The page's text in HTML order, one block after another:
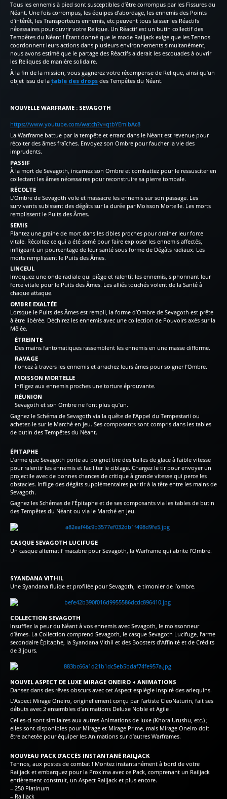
Tous les ennemis à pied sont susceptibles d’être corrompus par les Fissures du
Néant. Une fois corrompus, les équipes d’abordage, les ennemis des Points
d’intérêt, les Transporteurs ennemis, etc peuvent tous laisser les Réactifs
nécessaires pour ouvrir votre Relique. Un Réactif est un butin collectif des
Tempêtes du Néant ! Étant donné que le mode Railjack exige que les Tennos
coordonnent leurs actions dans plusieurs environnements simultanément,
nous avons estimé que le partage des Réactifs aiderait les escouades à ouvrir
les Reliques de manière solidaire.
À la fin de la mission, vous gagnerez votre récompense de Relique, ainsi qu’un
objet issu de la table des drops des Tempêtes du Néant.
NOUVELLE WARFRAME : SEVAGOTH
https://www.youtube.com/watch?v=qtbYEmIbAc8
La Warframe battue par la tempête et errant dans le Néant est revenue pour
récolter des âmes fraîches. Envoyez son Ombre pour faucher la vie des
imprudents.
PASSIF
À la mort de Sevagoth, incarnez son Ombre et combattez pour le ressusciter en
collectant les âmes nécessaires pour reconstruire sa pierre tombale.
RÉCOLTE
L’Ombre de Sevagoth vole et massacre les ennemis sur son passage. Les
survivants subissent des dégâts sur la durée par Moisson Mortelle. Les morts
remplissent le Puits des Âmes.
SEMIS
Plantez une graine de mort dans les cibles proches pour drainer leur force
vitale. Récoltez ce qui a été semé pour faire exploser les ennemis affectés,
infligeant un pourcentage de leur santé sous forme de Dégâts radiaux. Les
morts remplissent le Puits des Âmes.
LINCEUL
Invoquez une onde radiale qui piège et ralentit les ennemis, siphonnant leur
force vitale pour le Puits des Âmes. Les alliés touchés volent de la Santé à
chaque attaque.
OMBRE EXALTÉE
Lorsque le Puits des Âmes est rempli, la forme d’Ombre de Sevagoth est prête
à être libérée. Déchirez les ennemis avec une collection de Pouvoirs axés sur la
Mêlée.
ÉTREINTE
Des mains fantomatiques rassemblent les ennemis en une masse difforme.
RAVAGE
Foncez à travers les ennemis et arrachez leurs âmes pour soigner l’Ombre.
MOISSON MORTELLE
Infligez aux ennemis proches une torture éprouvante.
RÉUNION
Sevagoth et son Ombre ne font plus qu’un.
Gagnez le Schéma de Sevagoth via la quête de l’Appel du Tempestarii ou
achetez-le sur le Marché en jeu. Ses composants sont compris dans les tables
de butin des Tempêtes du Néant.
ÉPITAPHE
L’arme que Sevagoth porte au poignet tire des balles de glace à faible vitesse
pour ralentir les ennemis et faciliter le ciblage. Chargez le tir pour envoyer un
projectile avec de bonnes chances de critique à grande vitesse qui perce les
obstacles. Inflige des dégâts supplémentaires par tir à la tête entre les mains de
Sevagoth.
Gagnez les Schémas de l’Épitaphe et de ses composants via les tables de butin
des Tempêtes du Néant ou via le Marché en jeu.
CASQUE SEVAGOTH LUCIFUGE
Un casque alternatif macabre pour Sevagoth, la Warframe qui abrite l’Ombre.
SYANDANA VITHIL
Une Syandana fluide et profilée pour Sevagoth, le timonier de l’ombre.
COLLECTION SEVAGOTH
Insufflez la peur du Néant à vos ennemis avec Sevagoth, le moissonneur
d’âmes. La Collection comprend Sevagoth, le casque Sevagoth Lucifuge, l’arme
secondaire Épitaphe, la Syandana Vithil et des Boosters d’Affinité et de Crédits
de 3 jours.
NOUVEL ASPECT DE LUXE MIRAGE ONEIRO + ANIMATIONS
Dansez dans des rêves obscurs avec cet Aspect espiègle inspiré des arlequins.
L’Aspect Mirage Oneiro, originellement conçu par l’artiste CleoNaturin, fait ses
débuts avec 2 ensembles d’animations Deluxe Noble et Agile !
Celles-ci sont similaires aux autres Animations de luxe (Khora Urushu, etc.) ;
elles sont disponibles pour Mirage et Mirage Prime, mais Mirage Oneiro doit
être achetée pour équiper les Animations sur d’autres Warframes.
NOUVEAU PACK D’ACCÈS INSTANTANÉ RAILJACK
Tennos, aux postes de combat ! Montez instantanément à bord de votre
Railjack et embarquez pour la Proxima avec ce Pack, comprenant un Railjack
entièrement construit, un Aspect Railjack et plus encore.
– 250 Platinum
– Railjack